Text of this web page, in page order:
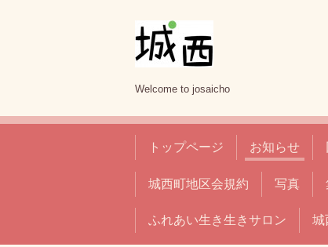
Welcome to josaicho
トップページ お知らせ
城西町地区会規約 写真
ふれあい生き生きサロン 城